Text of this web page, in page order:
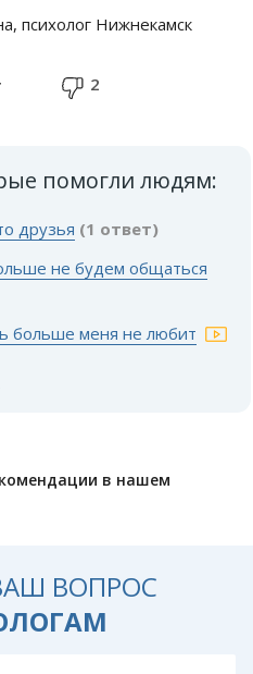
психолог Нижнекамск
2
помогли людям:
друзья (1 ответ)
не будем общаться
больше меня не любит
в нашем
ВОПРОС